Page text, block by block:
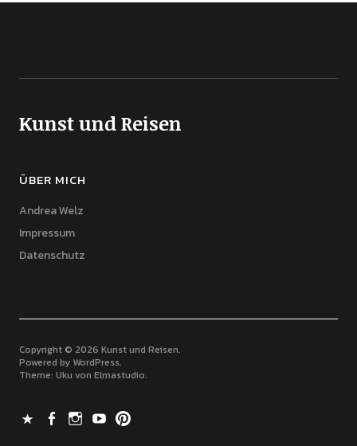
Kunst und Reisen
ÜBER MICH
Andrea Welz
Impressum
Datenschutz
Copyright © 2026 Kunst und Reisen
Powered by WordPress
Theme: Uku von Elmastudio